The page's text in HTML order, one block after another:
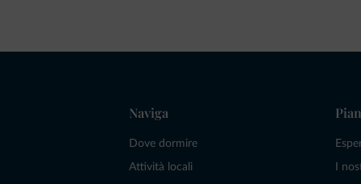
Naviga
Dove dormire
Attività locali I